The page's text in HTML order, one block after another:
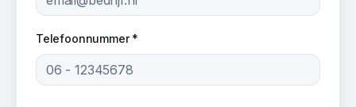
Telefoonnummer *